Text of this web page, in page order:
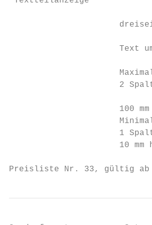
Text
2
100
1
10 mm
Preisliste Nr. 33, gültig ab